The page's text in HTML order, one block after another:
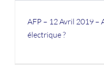
AFP – 12 Avril 2019
électrique ?